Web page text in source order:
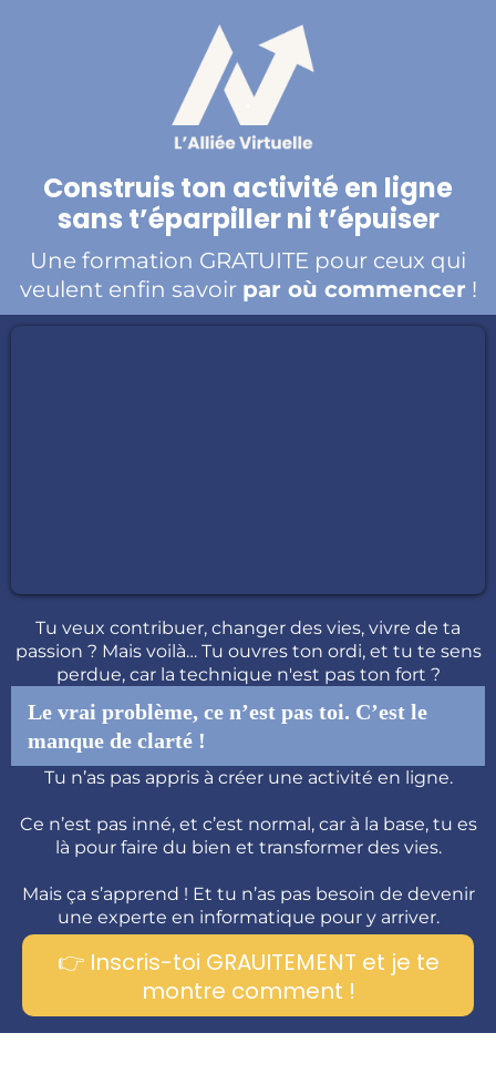
Construis ton activité en ligne
sans t’éparpiller ni t’épuiser
Une formation GRATUITE pour ceux qui
veulent enfin savoir par où commencer !
Tu veux contribuer, changer des vies, vivre de ta
passion ? Mais voilà… Tu ouvres ton ordi, et tu te sens
perdue, car la technique n'est pas ton fort ?
Le vrai problème, ce n’est pas toi. C’est le
manque de clarté !
Tu n’as pas appris à créer une activité en ligne.
Ce n’est pas inné, et c’est normal, car à la base, tu es
là pour faire du bien et transformer des vies.
Mais ça s’apprend ! Et tu n’as pas besoin de devenir
une experte en informatique pour y arriver.
👉 Inscris-toi GRAUITEMENT et je te
montre comment !